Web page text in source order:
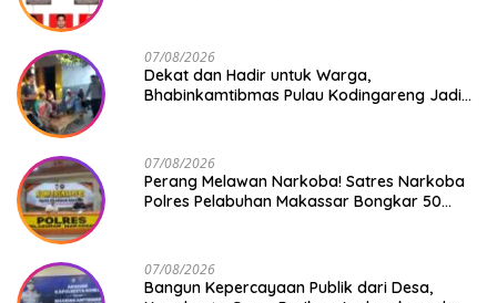
07/08/2026
Dekat dan Hadir untuk Warga,
Bhabinkamtibmas Pulau Kodingareng Jadi
07/08/2026
Perang Melawan Narkoba! Satres Narkoba
Polres Pelabuhan Makassar Bongkar 50
07/08/2026
Bangun Kepercayaan Publik dari Desa,